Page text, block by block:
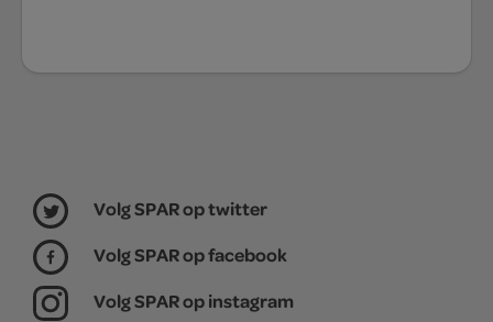
Volg SPAR op twitter
Volg SPAR op facebook
Volg SPAR op instagram